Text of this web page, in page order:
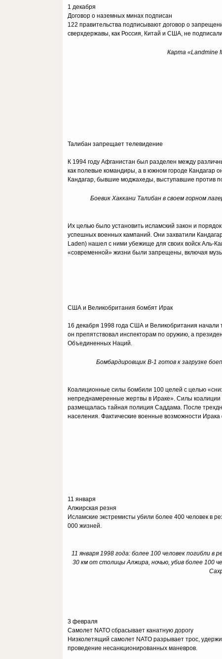
1 декабря
Договор о наземных минах подписан
122 правительства подписывают договор о
сверхдержавы, как Россия, Китай и США, не
Карта «Landmine
Талибан запрещает телевидение
К 1994 году Афганистан был разделен между
как полевые командиры, а в южном городе Кандагар
Кандагар, бывшие моджахеды, выступавшие против
Боевик Хаккани Талибан в своем горном
Их целью было установить исламский закон и
успешных военных кампаний. Они захватили
Laden) нашел с ними убежище для своих войск Аль-
«современной» жизни были запрещены, включая
США и Великобритания бомбят Ирак
16 декабря 1998 года США и Великобритания
он препятствовал инспекторам по оружию, а
Объединенных Наций.
Бомбардировщик B-1 готов к загрузке
Коалиционные силы бомбили 100 целей с целью
непреднамеренные жертвы в Ираке». Силы коалиции
размещалась тайная полиция Саддама. После
населения. Фактические военные возможности
11 января
Алжирская резня
Исламские экстремисты убили более 400 человек в
000 жизней.
11 января 1998 года: более 100 человек погибли
30 км от столицы Алжира, ночью, убив более 100
3 февраля
Самолет NATO сбрасывает канатную дорогу
Низколетящий самолет NATO разрывает трос,
проведение несанкционированных маневров.